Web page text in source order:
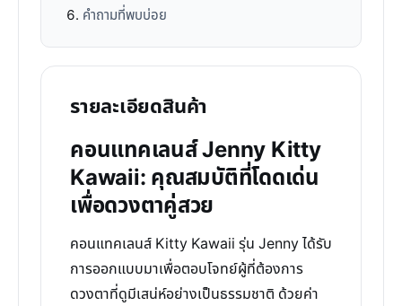
คำถามที่พบบ่อย
รายละเอียดสินค้า
คอนแทคเลนส์ Jenny Kitty
Kawaii: คุณสมบัติที่โดดเด่น
เพื่อดวงตาคู่สวย
คอนแทคเลนส์ Kitty Kawaii รุ่น Jenny ได้รับ
การออกแบบมาเพื่อตอบโจทย์ผู้ที่ต้องการ
ดวงตาที่ดูมีเสน่ห์อย่างเป็นธรรมชาติ ด้วยค่า